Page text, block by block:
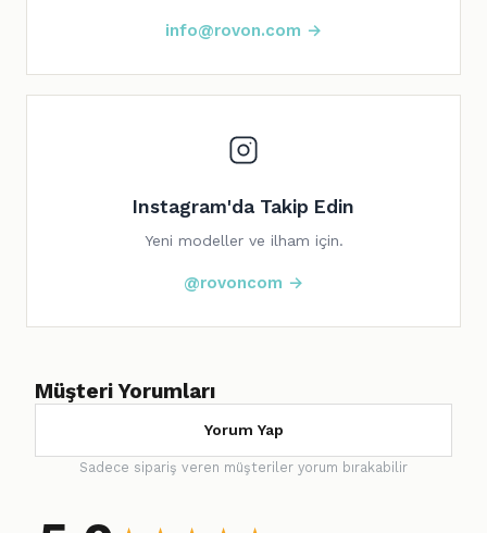
info@rovon.com →
Instagram'da Takip Edin
Yeni modeller ve ilham için.
@rovoncom →
Müşteri Yorumları
Yorum Yap
Sadece sipariş veren müşteriler yorum bırakabilir